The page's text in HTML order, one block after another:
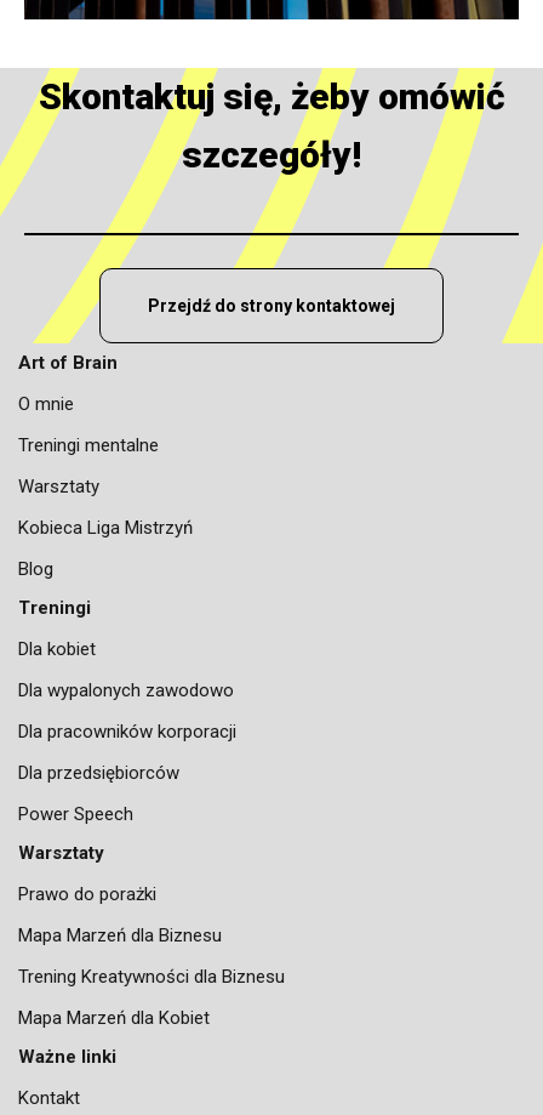
Skontaktuj się, żeby omówić
szczegóły!
Przejdź do strony kontaktowej
Art of Brain
O mnie
Treningi mentalne
Warsztaty
Kobieca Liga Mistrzyń
Blog
Treningi
Dla kobiet
Dla wypalonych zawodowo
Dla pracowników korporacji
Dla przedsiębiorców
Power Speech
Warsztaty
Prawo do porażki
Mapa Marzeń dla Biznesu
Trening Kreatywności dla Biznesu
Mapa Marzeń dla Kobiet
Ważne linki
Kontakt